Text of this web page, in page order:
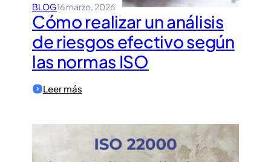
BLOG16 marzo, 2026
Cómo realizar un análisis
de riesgos efectivo según
las normas ISO
Leer más:
Cómo
análisis
riesgos